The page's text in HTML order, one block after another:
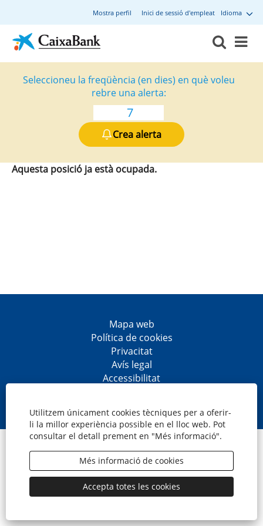
Utilitzem únicament cookies tècniques per a oferir-
li la millor experiència possible en el lloc web. Pot
consultar el detall prement en "Més informació".
Més informació de cookies
Accepta totes les cookies
Idioma
Mostra perfil Inici de sessió d'empleat
Seleccioneu la freqüència (en dies) en què voleu
rebre una alerta:
Crea alerta
Aquesta posició ja està ocupada.
Mapa web
Política de cookies
Privacitat
Avís legal
Accessibilitat
o
b
r
e
n
u
n
a
p
t
o
b
r
e
n
u
n
a
p
t
o
b
r
e
n
u
n
a
p
t
o
b
r
e
n
u
n
a
p
t
© CaixaBank, S.A.